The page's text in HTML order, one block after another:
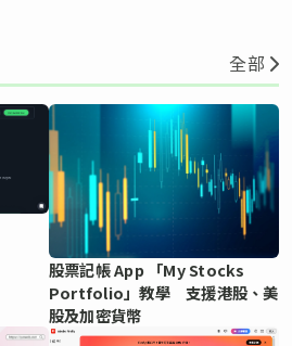
全部
股票記帳 App 「My Stocks
Portfolio」教學 支援港股、美
股及加密貨幣